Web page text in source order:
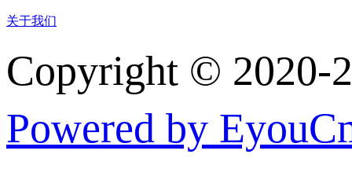
关于我们
Copyright ©
Powered by